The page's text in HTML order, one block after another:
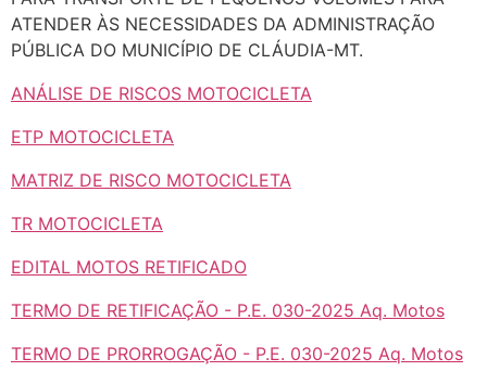
ATENDER ÀS NECESSIDADES DA ADMINISTRAÇÃO
PÚBLICA DO MUNICÍPIO DE CLÁUDIA-MT.
ANÁLISE DE RISCOS MOTOCICLETA
ETP MOTOCICLETA
MATRIZ DE RISCO MOTOCICLETA
TR MOTOCICLETA
EDITAL MOTOS RETIFICADO
TERMO DE RETIFICAÇÃO - P.E. 030-2025 Aq. Motos
TERMO DE PRORROGAÇÃO - P.E. 030-2025 Aq. Motos